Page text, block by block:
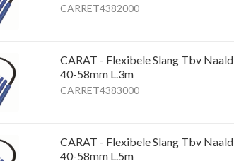
CARRET4382000
CARAT - Flexibele Slang Tbv Naald
40-58mm L.3m
CARRET4383000
CARAT - Flexibele Slang Tbv Naald
40-58mm L.5m